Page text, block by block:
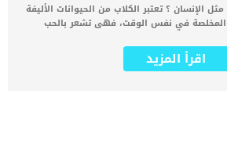
الإنسان ؟ تعتبر الكلاب من الحيوانات الأليفة
في نفس الوقت، فهى تشعر بالحب
الإنسان تمامًا. اليوم سوف نتعرف معًا على
وطريقة التعامل مع الكلاب في هذه الحالة، حيث
اقرأ المزيد